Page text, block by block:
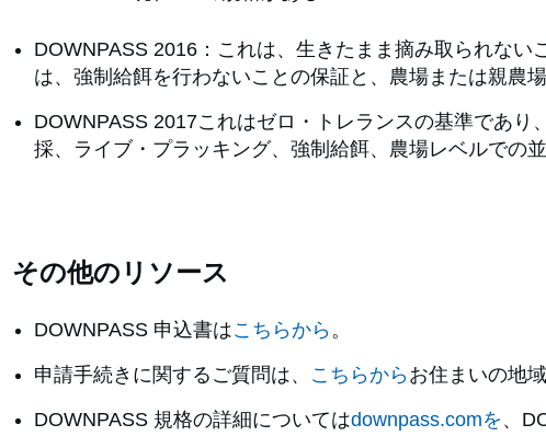
DOWNPASS 2016：これは、生きたまま摘み取られな
は、強制給餌を行わないことの保証と、農場または親農
DOWNPASS 2017これはゼロ・トレランスの基準であ
採、ライブ・プラッキング、強制給餌、農場レベルでの
その他のリソース
DOWNPASS 申込書はこちらから。
申請手続きに関するご質問は、 こちらからお住まいの地
DOWNPASS 規格の詳細についてはdownpass.comを 、